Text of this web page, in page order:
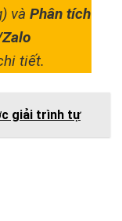
và Phân tích
tiết.
giải trình tự